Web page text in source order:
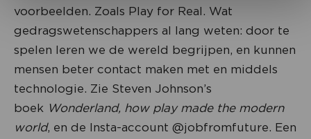
voorbeelden. Zoals Play for Real. Wat
gedragswetenschappers al lang weten: door te
spelen leren we de wereld begrijpen, en kunnen
mensen beter contact maken met en middels
technologie. Zie Steven Johnson’s
boek Wonderland, how play made the modern
world, en de Insta-account @jobfromfuture. Een